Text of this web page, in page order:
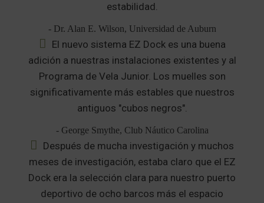
estabilidad.
- Dr. Alan E. Wilson, Universidad de Auburn
El nuevo sistema EZ Dock es una buena
adición a nuestras instalaciones existentes y al
Programa de Vela Junior. Los muelles son
significativamente más estables que nuestros
antiguos "cubos negros".
- George Smythe, Club Náutico Carolina
Después de mucha investigación y muchos
meses de investigación, estaba claro que el EZ
Dock era la selección clara para nuestro puerto
deportivo de ocho barcos más el espacio